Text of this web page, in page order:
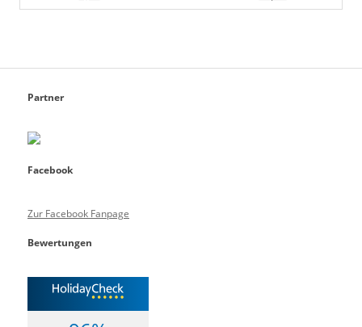
Partner
Facebook
Zur Facebook Fanpage
Bewertungen